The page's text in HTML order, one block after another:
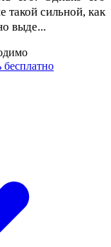
такой сильной, как
выде...
бесплатно